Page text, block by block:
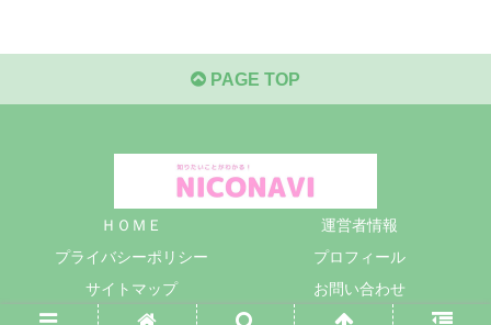
PAGE TOP
ＨＯＭＥ
運営者情報
プライバシーポリシー
プロフィール
サイトマップ
お問い合わせ